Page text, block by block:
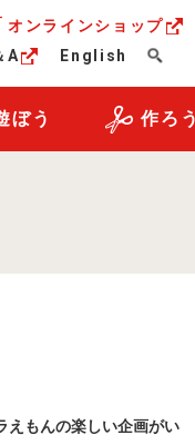
オンラインショップ
A English
ぼう 作ろう
えもんの楽しい企画がい